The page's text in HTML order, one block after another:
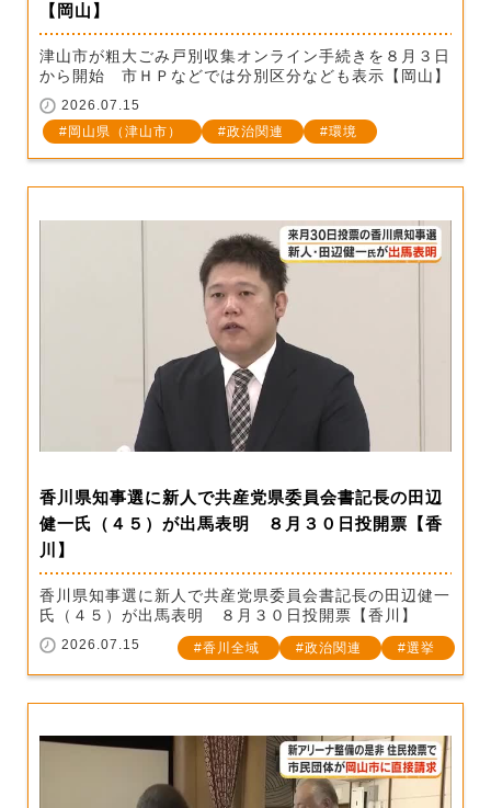
【岡山】
津山市が粗大ごみ戸別収集オンライン手続きを８月３日
から開始 市ＨＰなどでは分別区分なども表示【岡山】
2026.07.15
岡山県（津山市）
政治関連 環境
香川県知事選に新人で共産党県委員会書記長の田辺
健一氏（４５）が出馬表明 ８月３０日投開票【香
川】
香川県知事選に新人で共産党県委員会書記長の田辺健一
氏（４５）が出馬表明 ８月３０日投開票【香川】
2026.07.15 香川全域 政治関連 選挙